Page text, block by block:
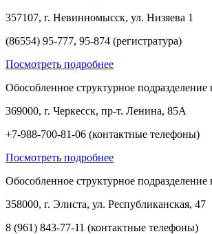
357107, г. Невинномысск, ул. Низяева 1
(86554) 95-777, 95-874 (регистратура)
Посмотреть подробнее
Обособленное структурное подразделение
369000, г. Черкесск, пр-т. Ленина, 85А
+7-988-700-81-06 (контактные телефоны)
Посмотреть подробнее
Обособленное структурное подразделение
358000, г. Элиста, ул. Республиканская, 47
8 (961) 843-77-11 (контактные телефоны)